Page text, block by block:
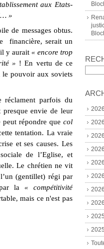
aux Etats-
»
de messages obtus.
serait un
y aurait « encore trop
» ! En vertu de ce
le pouvoir aux soviets
réclament parfois du
envie de leur
répondre que col
tentation. La vraie
et ses causes. Les
de l’Eglise, et
Le chrétien ne vit
(gentillet) régi par
la « compétitivité
mais ce n'est pas